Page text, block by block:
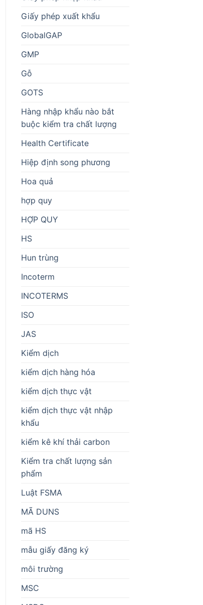
Giấy phép xuất khẩu
GlobalGAP
GMP
Gỗ
GOTS
Hàng nhập khẩu nào bắt
buộc kiểm tra chất lượng
Health Certificate
Hiệp định song phương
Hoa quả
hợp quy
HỢP QUY
HS
Hun trùng
Incoterm
INCOTERMS
ISO
JAS
Kiểm dịch
kiểm dịch hàng hóa
kiểm dịch thực vật
kiểm dịch thực vật nhập
khẩu
kiểm kê khí thải carbon
Kiểm tra chất lượng sản
phẩm
Luật FSMA
MÃ DUNS
mã HS
mẫu giấy đăng ký
môi trường
MSC